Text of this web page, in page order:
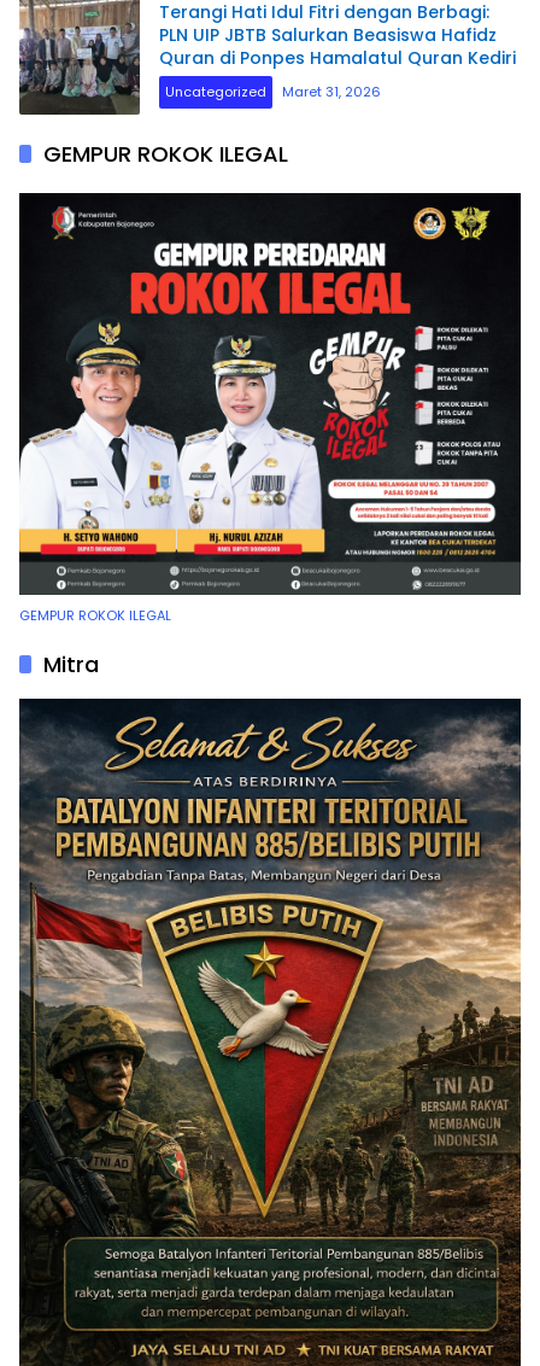
Terangi Hati Idul Fitri dengan Berbagi:
PLN UIP JBTB Salurkan Beasiswa Hafidz
Quran di Ponpes Hamalatul Quran Kediri
Uncategorized Maret 31, 2026
GEMPUR ROKOK ILEGAL
GEMPUR ROKOK ILEGAL
Mitra